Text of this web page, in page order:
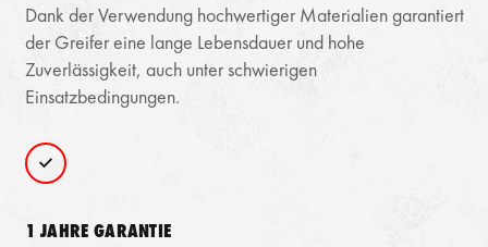
Dank der Verwendung hochwertiger Materialien garantiert
der Greifer eine lange Lebensdauer und hohe
Zuverlässigkeit, auch unter schwierigen
Einsatzbedingungen.
1 JAHRE GARANTIE